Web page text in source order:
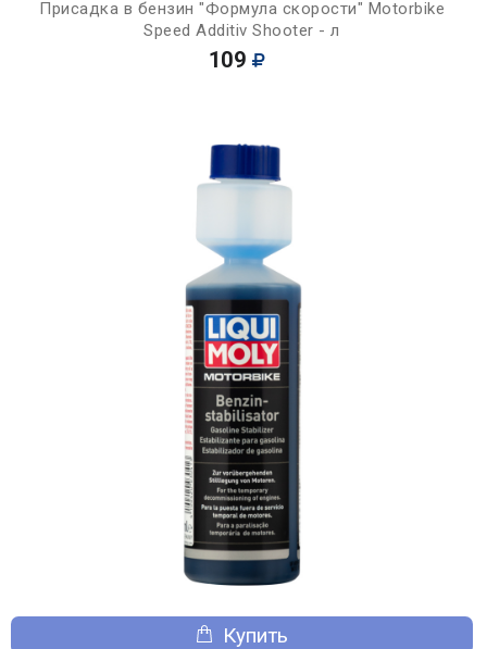
Присадка в бензин "Формула скорости" Motorbike
Speed Additiv Shooter - л
109
Купить